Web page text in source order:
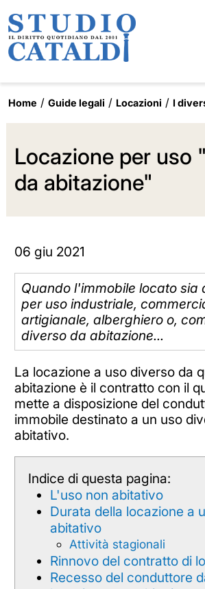
Home Guide legali Locazioni I
Locazione per uso
da abitazione"
06 giu 2021
Quando l'immobile locato sia
per uso industriale,
artigianale, alberghiero o,
diverso da abitazione...
La locazione a uso diverso da
abitazione è il contratto con il
mette a disposizione del
immobile destinato a un uso
abitativo.
Indice di questa pagina:
L'uso non abitativo
Durata della locazione a
abitativo
Attività stagionali
Rinnovo del contratto di
Recesso del conduttore